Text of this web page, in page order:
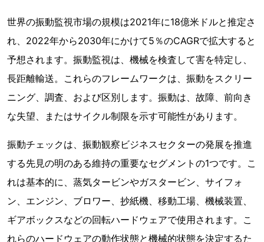
世界の振動監視市場の規模は2021年に18億米ドルと推定さ
れ、2022年から2030年にかけて5％のCAGRで拡大すると
予想されます。振動監視は、機械を検査して害を特定し、
長距離輸送。これらのフレームワークは、振動をスクリー
ニング、調査、および区別します。振動は、故障、前向き
な失望、またはサイクル制限を示す可能性があります。
振動チェックは、振動観察ビジネスセクターの発展を推進
する先見の明のある維持の重要なセグメントの1つです。こ
れは基本的に、蒸気タービンやガスタービン、サイフォ
ン、エンジン、ブロワー、抄紙機、移動工場、機械装置、
ギアボックスなどの回転ハードウェアで使用されます。こ
れらのハードウェアの動作状態と機械的状態を決定するた